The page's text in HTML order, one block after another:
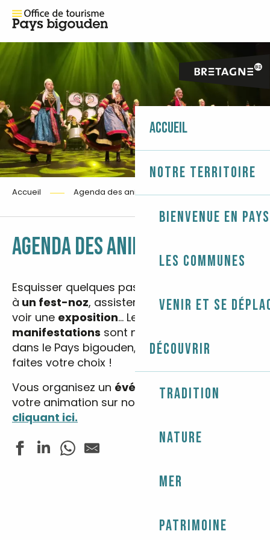
Accueil
Notre territoire
Bienvenue en
Les communes
Venir et se
Découvrir
Tradition
Nature
Mer
Patrimoine
Accueil Agenda des animations
AGENDA DES ANIMATIONS
Esquisser quelques pas de danses bretonnes
à un fest-noz, assister à unspectacleou
voir une exposition… Les
manifestations sont nombreuses et variées
dans le Pays bigouden, entrez vos dates et
faites votre choix !
Vous organisez un événement ? Annoncez
votre animation sur notre site web en
cliquant ici.
Balade contée - Le patrimoine de Sainte-Marine
Les rendez-vous nature - Balade chantée dans les